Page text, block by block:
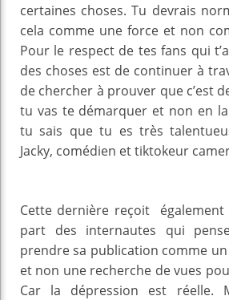
certaines choses. Tu devrais
cela comme une force et non
Pour le respect de tes fans qui
des choses est de continuer à
de chercher à prouver que c’est
tu vas te démarquer et non en
tu sais que tu es très
Jacky, comédien et tiktokeur
Cette dernière reçoit également
part des internautes qui
prendre sa publication comme un
et non une recherche de vues
Car la dépression est réelle.